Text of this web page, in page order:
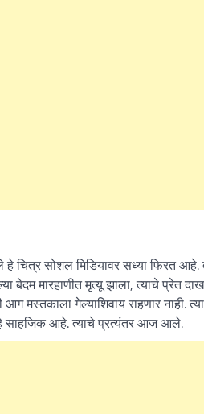
चित्र सोशल मिडियावर सध्या फिरत आहे.
बेदम मारहाणीत मृत्यू झाला, त्याचे प्रेत
आग मस्तकाला गेल्याशिवाय राहणार नाही.
साहजिक आहे. त्याचे प्रत्यंतर आज आले.